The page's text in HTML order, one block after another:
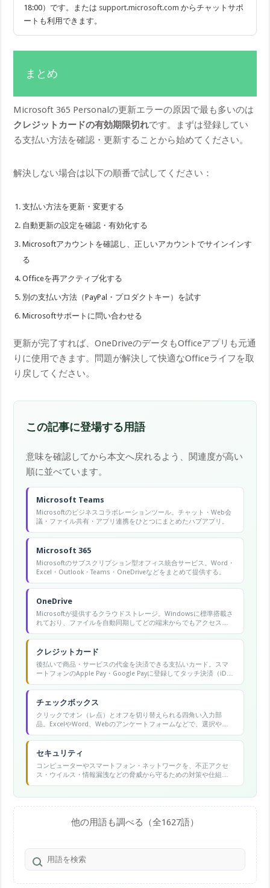
18:00）です。または support.microsoft.com からチャットサポ
ートも利用できます。
まとめ
Microsoft 365 Personalの更新エラーの原因で最も多いのは
クレジットカードの有効期限切れです。まずは登録してい
る支払い方法を確認・更新することから始めてください。
解決しない場合は以下の順番で試してください：
支払い方法を更新・変更する
自動更新の設定を確認・有効化する
Microsoftアカウントを確認し、正しいアカウントでサインインす
る
Officeを再アクティブ化する
別の支払い方法（PayPal・プロダクトキー）を試す
Microsoftサポートに問い合わせる
更新が完了すれば、OneDriveのデータもOfficeアプリも元通
りに使用できます。問題が解決して快適なOfficeライフを取
り戻してください。
この記事に登場する用語
意味を確認してから本文へ戻れるよう、関連度が高い
順に並べています。
Microsoft Teams
Microsoftのビジネスコラボレーションツール。チャット・Web会
議・ファイル共有・アプリ連携をひとつにまとめたハブアプリ。
Microsoft 365
Microsoftのサブスクリプション型オフィス統合サービス。Word・
Excel・Outlook・Teams・OneDriveなどをまとめて提供する。
OneDrive
Microsoftが提供するクラウドストレージ。Windowsに標準搭載さ
れており、ファイルを自動同期してどの端末からでもアクセスで
きる。
クレジットカード
後払いで商品・サービスの代金を決済できる支払いカード。スマ
ートフォンのApple Pay・Google Payに登録してタッチ決済（iD・
Visa payWave等）としても利用できます。限度額・利用明細・不
正利用の確認・管理が重要なポイントです。
チェックボックス
クリックでオン（レ点）とオフを切り替えられる四角い入力部
品。ExcelやWord、Webのアンケートフォームなどで、選択や完
了の管理に使う。
セキュリティ
コンピューターやスマートフォン・ネットワークを、不正アクセ
ス・ウイルス・情報漏洩などの脅威から守るための対策や仕組み
の総称。
他の用語も調べる（全1627語）